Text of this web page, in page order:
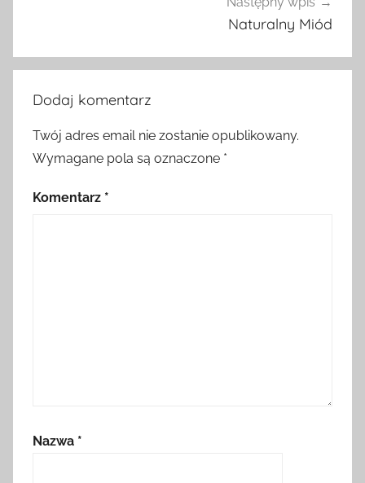
Naturalny Miód
Dodaj komentarz
Twój adres email nie zostanie opublikowany.
Wymagane pola są oznaczone *
Komentarz *
Nazwa *